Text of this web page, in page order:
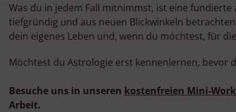
Was du in jedem Fall mitnimmst, ist eine
tiefgründig und aus neuen Blickwinkeln
dein eigenes Leben und, wenn du möchtest, für
Möchtest du Astrologie erst kennenlernen, bevor
Besuche uns in unseren kostenfreien Mini-
Arbeit.